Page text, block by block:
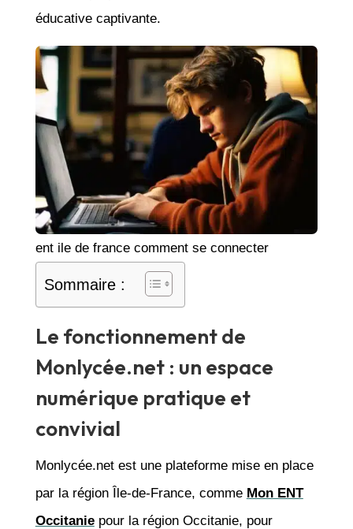
éducative captivante.
ent ile de france comment se connecter
Sommaire :
Le fonctionnement de
Monlycée.net : un espace
numérique pratique et
convivial
Monlycée.net est une plateforme mise en place
par la région Île-de-France, comme Mon ENT
Occitaniepour la région Occitanie, pour